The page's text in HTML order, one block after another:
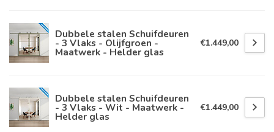
Dubbele stalen Schuifdeuren
- 3 Vlaks - Olijfgroen -
Maatwerk - Helder glas
€1.449,00
Dubbele stalen Schuifdeuren
- 3 Vlaks - Wit - Maatwerk -
Helder glas
€1.449,00